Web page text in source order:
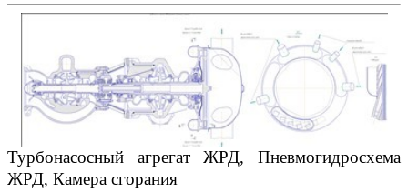
Турбонасосный агрегат ЖРД, Пневмогидросхема
ЖРД, Камера сгорания